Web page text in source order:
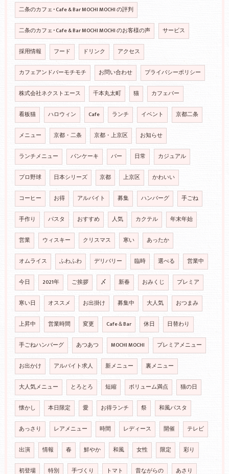
二条のカフェ･Cafe & Bar MOCHI MOCHI の評判
二条のカフェ･Cafe & Bar MOCHI MOCHI のお客様の声 サービス
採用情報 フード ドリンク アクセス
カフェアンドバーモチモチ お問い合わせ プライバシーポリシー
株式会社ネクストエース 千本丸太町 猫 カフェバー
看板猫 ハロウィン Cafe ランチ イベント 京都二条
メニュー 京都・二条 京都・上京区 お知らせ
ランチメニュー パンケーキ バー 日常 カジュアル
プロ野球 日本シリーズ 京都 上京区 かわいい
コーヒー お得 アルバイト 募集 ハンバーグ 手ごね
手作り パスタ おすすめ 人気 カクテル 年末年始
営業 ウィスキー クリスマス 寒い あったか
オムライス ふわふわ デリバリー 臨時 選べる 営業中
今日 2021年 ご挨拶 〆 新春 おみくじ プレミア
寒い日 オススメ お出掛け 募集中 大人気 おつまみ
上昇中 営業時間 変更 Cafe＆Bar 休日 日替わり
手ごねハンバーグ あつあつ MOCHI MOCHI プレミアメニュー
お出かけ アルバイト求人 新メニュー 裏メニュー
大人気メニュー とろとろ 短縮 ボリューム満点 猫の日
懐かし 本日限定 愛 お得ランチ 祭 和風パスタ
あっさり レアメニュー 時間 レディース 開催 テレビ
出演 情報 春 鮮やか 和風 女性 限定 彩り
初登場 特別 手づくり トマト 昔ながらの あさり